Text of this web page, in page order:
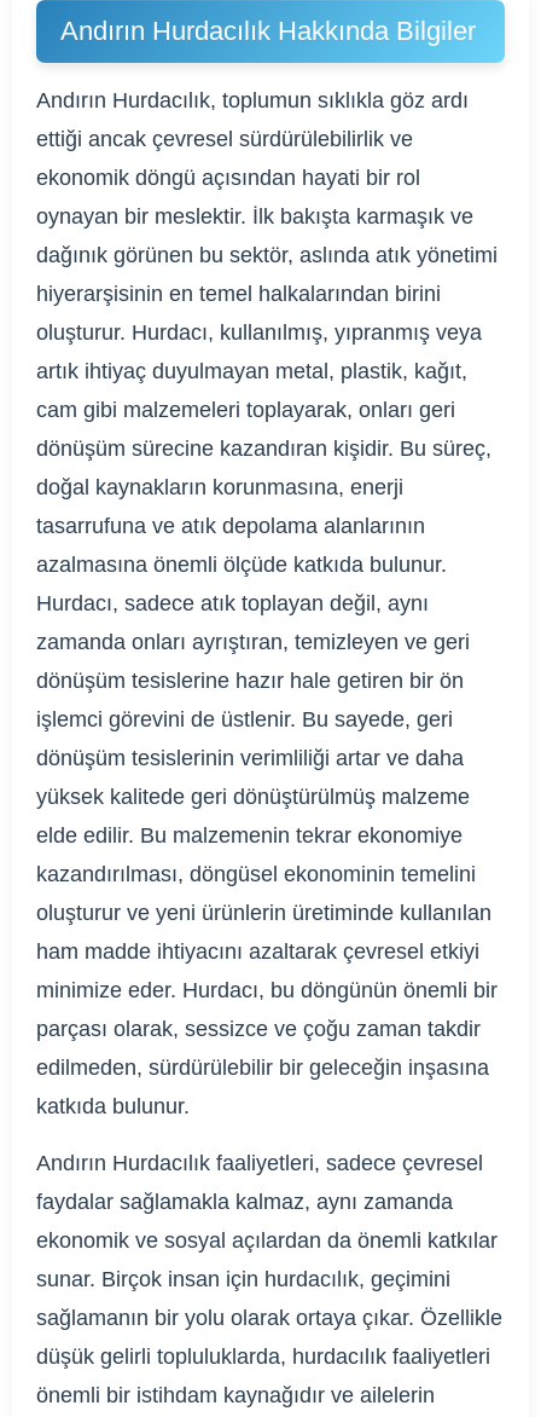
Andırın Hurdacılık Hakkında Bilgiler
Andırın Hurdacılık, toplumun sıklıkla göz ardı
ettiği ancak çevresel sürdürülebilirlik ve
ekonomik döngü açısından hayati bir rol
oynayan bir meslektir. İlk bakışta karmaşık ve
dağınık görünen bu sektör, aslında atık yönetimi
hiyerarşisinin en temel halkalarından birini
oluşturur. Hurdacı, kullanılmış, yıpranmış veya
artık ihtiyaç duyulmayan metal, plastik, kağıt,
cam gibi malzemeleri toplayarak, onları geri
dönüşüm sürecine kazandıran kişidir. Bu süreç,
doğal kaynakların korunmasına, enerji
tasarrufuna ve atık depolama alanlarının
azalmasına önemli ölçüde katkıda bulunur.
Hurdacı, sadece atık toplayan değil, aynı
zamanda onları ayrıştıran, temizleyen ve geri
dönüşüm tesislerine hazır hale getiren bir ön
işlemci görevini de üstlenir. Bu sayede, geri
dönüşüm tesislerinin verimliliği artar ve daha
yüksek kalitede geri dönüştürülmüş malzeme
elde edilir. Bu malzemenin tekrar ekonomiye
kazandırılması, döngüsel ekonominin temelini
oluşturur ve yeni ürünlerin üretiminde kullanılan
ham madde ihtiyacını azaltarak çevresel etkiyi
minimize eder. Hurdacı, bu döngünün önemli bir
parçası olarak, sessizce ve çoğu zaman takdir
edilmeden, sürdürülebilir bir geleceğin inşasına
katkıda bulunur.
Andırın Hurdacılık faaliyetleri, sadece çevresel
faydalar sağlamakla kalmaz, aynı zamanda
ekonomik ve sosyal açılardan da önemli katkılar
sunar. Birçok insan için hurdacılık, geçimini
sağlamanın bir yolu olarak ortaya çıkar. Özellikle
düşük gelirli topluluklarda, hurdacılık faaliyetleri
önemli bir istihdam kaynağıdır ve ailelerin